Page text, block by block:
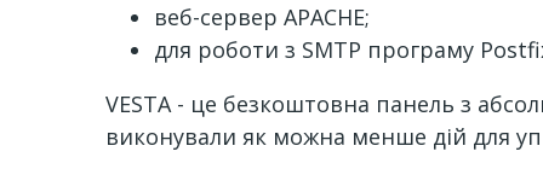
веб-сервер APACHE;
для роботи з SMTP програму
VESTA - це безкоштовна панель з
виконували як можна менше дій для